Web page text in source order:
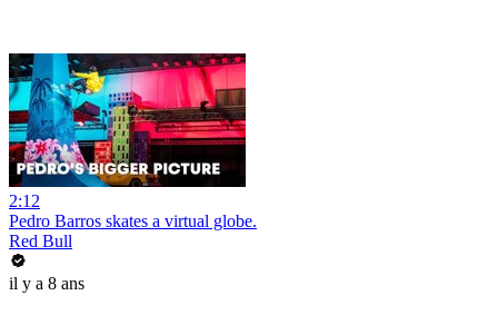
2:12
Pedro Barros skates a virtual globe.
Red Bull
il y a 8 ans